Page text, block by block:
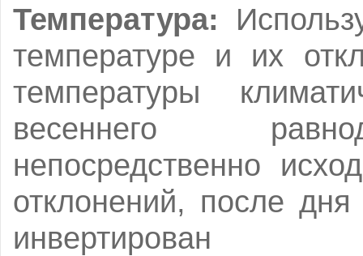
Температура:
температуре и их
температуры
весеннего
непосредственно
отклонений, после
инвертирован